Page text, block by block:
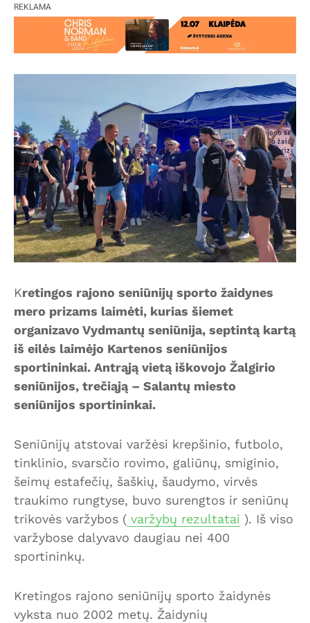
REKLAMA
Kretingos rajono seniūnijų sporto žaidynes
mero prizams laimėti, kurias šiemet
organizavo Vydmantų seniūnija, septintą kartą
iš eilės laimėjo Kartenos seniūnijos
sportininkai. Antrąją vietą iškovojo Žalgirio
seniūnijos, trečiąją – Salantų miesto
seniūnijos sportininkai.
Seniūnijų atstovai varžėsi krepšinio, futbolo,
tinklinio, svarsčio rovimo, galiūnų, smiginio,
šeimų estafečių, šaškių, šaudymo, virvės
traukimo rungtyse, buvo surengtos ir seniūnų
trikovės varžybos ( varžybų rezultatai ). Iš viso
varžybose dalyvavo daugiau nei 400
sportininkų.
Kretingos rajono seniūnijų sporto žaidynės
vyksta nuo 2002 metų. Žaidynių